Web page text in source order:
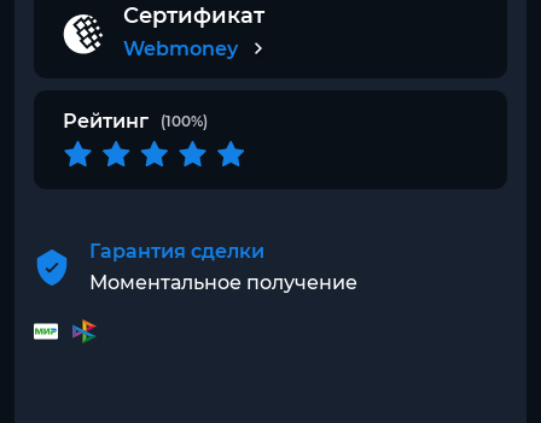
Сертификат
Webmoney
Рейтинг (100%)
Гарантия сделки
Моментальное получение